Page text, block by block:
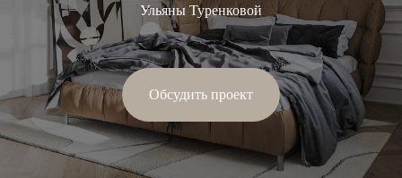
Ульяны Туренковой
Обсудить проект